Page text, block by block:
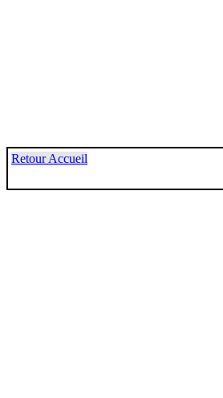
Retour Accueil